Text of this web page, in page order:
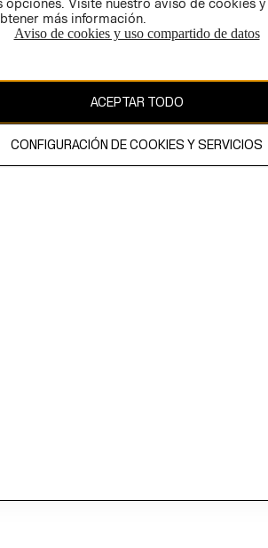
página web está protegido por copyright y es
& Mauritz AB.
más información.
Aviso de cookies y uso compartido de datos
ACEPTAR TODO
CONFIGURACIÓN DE COOKIES Y SERVICIOS